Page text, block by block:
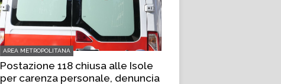
AREA METROPOLITANA
Postazione 118 chiusa alle Isole
per carenza personale, denuncia